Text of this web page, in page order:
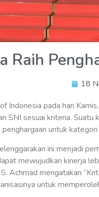
Raih
18
pada hari
SNI sesuai kriteria.
untuk
ini menjadi
mewujudkan kinerja
Achmad mengatakan
untuk